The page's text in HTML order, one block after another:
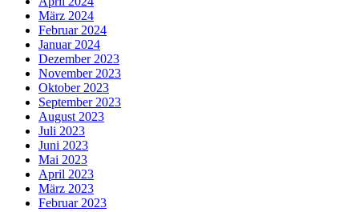
März 2024
Februar 2024
Januar 2024
Dezember 2023
November 2023
Oktober 2023
September 2023
August 2023
Juli 2023
Juni 2023
Mai 2023
April 2023
März 2023
Februar 2023